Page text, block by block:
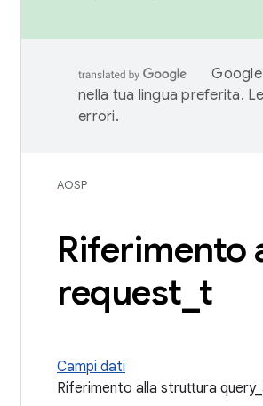
nella tua lingua preferita.
errori.
AOSP
Riferimento
request t
Campi dati
Riferimento alla struttura